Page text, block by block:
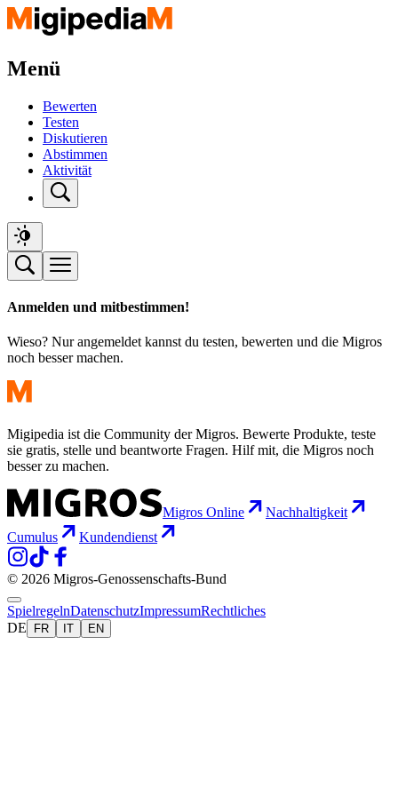
Menü
Bewerten
Testen
Diskutieren
Abstimmen
Aktivität
Anmelden und mitbestimmen!
Wieso? Nur angemeldet kannst du testen, bewerten und die Migros
noch besser machen.
Migipedia ist die Community der Migros. Bewerte Produkte, teste
sie gratis, stelle und beantworte Fragen. Hilf mit, die Migros noch
besser zu machen.
Migros Online
Nachhaltigkeit
Cumulus
Kundendienst
© 2026 Migros-Genossenschafts-Bund
SpielregelnDatenschutzImpressumRechtliches
DE
FR IT EN